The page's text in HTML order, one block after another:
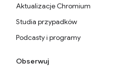
Aktualizacje Chromium
Studia przypadków
Podcasty i programy
Obserwuj